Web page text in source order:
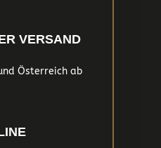
VERSAND
Österreich ab